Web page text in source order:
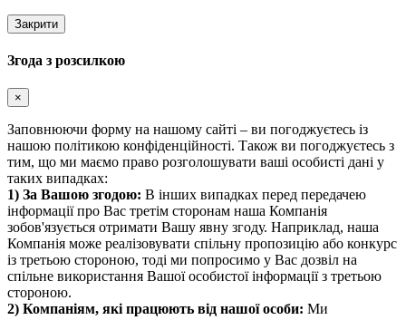
Закрити
Згода з розсилкою
×
Заповнюючи форму на нашому сайті – ви погоджуєтесь із
нашою політикою конфіденційності. Також ви погоджуєтесь з
тим, що ми маємо право розголошувати ваші особисті дані у
таких випадках:
1) За Вашою згодою: В інших випадках перед передачею
інформації про Вас третім сторонам наша Компанія
зобов'язується отримати Вашу явну згоду. Наприклад, наша
Компанія може реалізовувати спільну пропозицію або конкурс
із третьою стороною, тоді ми попросимо у Вас дозвіл на
спільне використання Вашої особистої інформації з третьою
стороною.
2) Компаніям, які працюють від нашої особи: Ми